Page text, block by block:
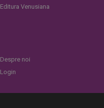
Editura Venusiana
Despre noi
Login